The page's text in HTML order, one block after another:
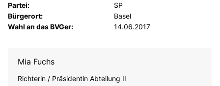
Partei:
SP
Bürgerort:
Basel
Wahl an das BVGer:
14.06.2017
Mia Fuchs
Richterin / Präsidentin Abteilung II